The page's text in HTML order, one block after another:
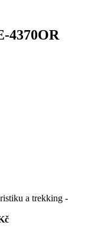
4370OR
a trekking -